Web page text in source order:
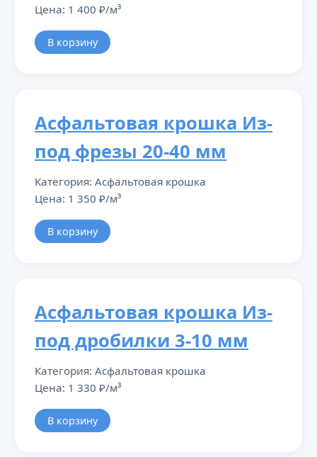
Цена: 1 400 ₽/м³
В корзину
Асфальтовая крошка Из-
под фрезы 20-40 мм
Категория: Асфальтовая крошка
Цена: 1 350 ₽/м³
В корзину
Асфальтовая крошка Из-
под дробилки 3-10 мм
Категория: Асфальтовая крошка
Цена: 1 330 ₽/м³
В корзину